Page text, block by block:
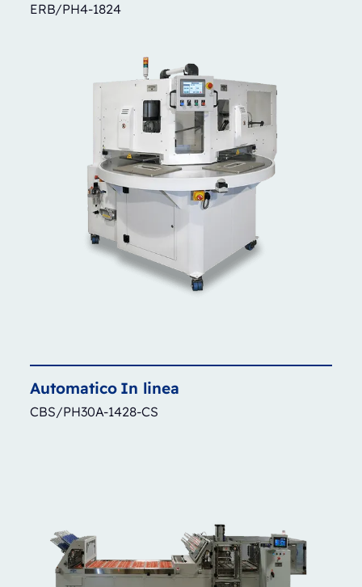
ERB/PH4-1824
Automatico In linea
CBS/PH30A-1428-CS